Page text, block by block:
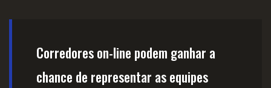
Corredores on-line podem ganhar a
chance de representar as equipes